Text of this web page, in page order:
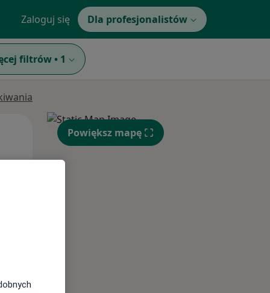
Zaloguj się Dla profesjonalistów
filtrów • 1
Śr, Czw,
Powiększ mapę